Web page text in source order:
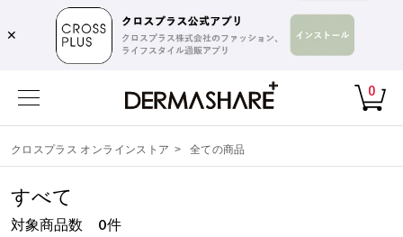
✕
0
クロスプラス オンラインストア > 全ての商品
対象商品数 0件
すべて